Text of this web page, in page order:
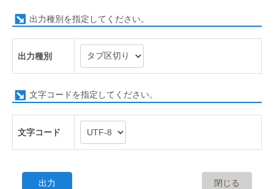
出力種別を指定してください。
出力種別
文字コードを指定してください。
文字コード